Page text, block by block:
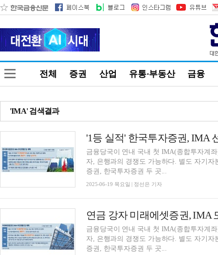
전체 증권 산업 유통·부동산 금융
'IMA' 검색결과
금융당국이 연내 국내 첫 IMA(종합투자계
자, 은행과의 경쟁도 가능하다. 별도 자기
증권, 한국투자증권 두 곳...
2025-06-19 목요일 | 정선은 기자
금융당국이 연내 국내 첫 IMA(종합투자계
자, 은행과의 경쟁도 가능하다. 별도 자기
증권, 한국투자증권 두 곳...